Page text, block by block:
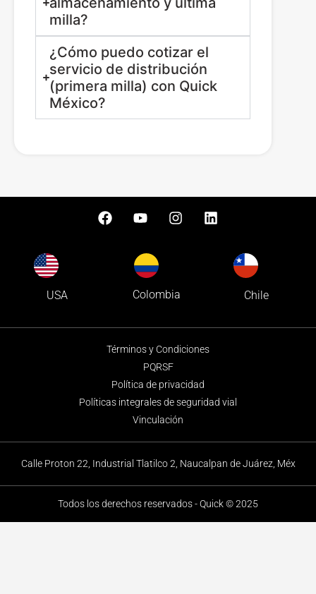
milla?
¿Cómo puedo cotizar el
servicio de distribución
(primera milla) con Quick
México?
USA Colombia Chile
Términos y Condiciones
PQRSF
Política de privacidad
Políticas integrales de seguridad vial
Vinculación
Calle Proton 22, Industrial Tlatilco 2, Naucalpan de Juárez, Méx
Todos los derechos reservados - Quick © 2025